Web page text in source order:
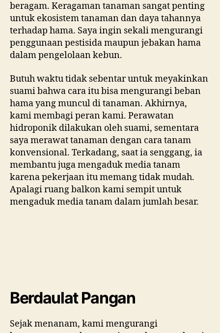
beragam. Keragaman tanaman sangat penting
untuk ekosistem tanaman dan daya tahannya
terhadap hama. Saya ingin sekali mengurangi
penggunaan pestisida maupun jebakan hama
dalam pengelolaan kebun.
Butuh waktu tidak sebentar untuk meyakinkan
suami bahwa cara itu bisa mengurangi beban
hama yang muncul di tanaman. Akhirnya,
kami membagi peran kami. Perawatan
hidroponik dilakukan oleh suami, sementara
saya merawat tanaman dengan cara tanam
konvensional. Terkadang, saat ia senggang, ia
membantu juga mengaduk media tanam
karena pekerjaan itu memang tidak mudah.
Apalagi ruang balkon kami sempit untuk
mengaduk media tanam dalam jumlah besar.
Berdaulat Pangan
Sejak menanam, kami mengurangi